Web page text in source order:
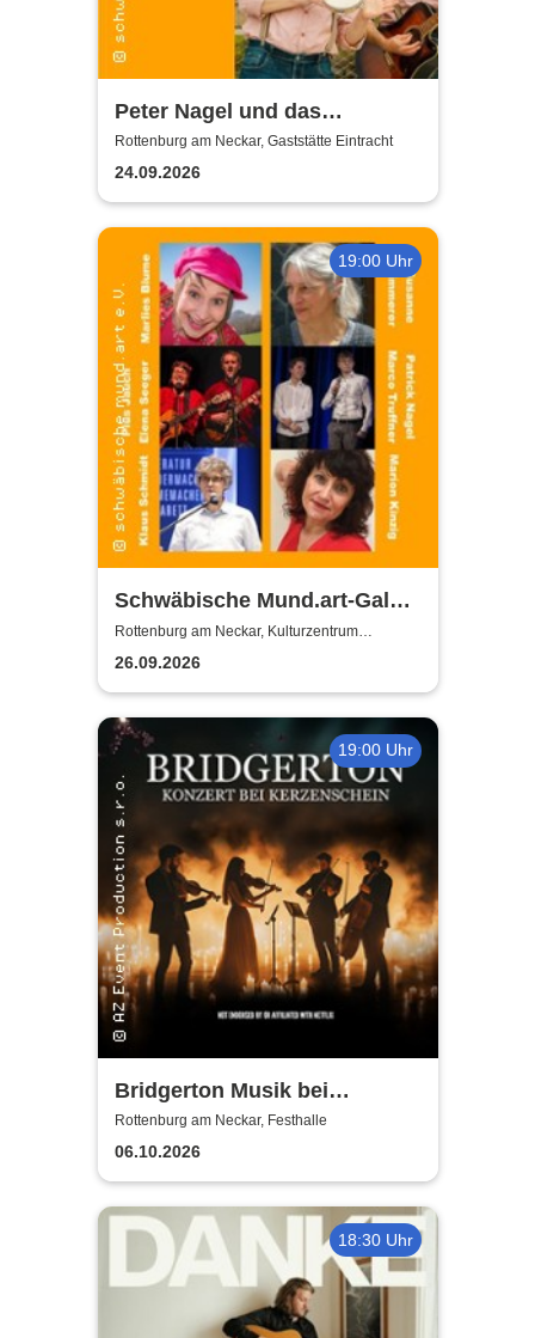
Peter Nagel und das
MundArt-Brettle | Gaststätte
Eintracht
Rottenburg am Neckar, Gaststätte Eintracht
24.09.2026
19:00 Uhr
Schwäbische Mund.art-Gala -
Blaupreisträger*innen von
2002 bis 2025
Rottenburg am Neckar, Kulturzentrum
Zehntscheuer
26.09.2026
19:00 Uhr
Bridgerton Musik bei
Kerzenschein
Rottenburg am Neckar, Festhalle
06.10.2026
18:30 Uhr